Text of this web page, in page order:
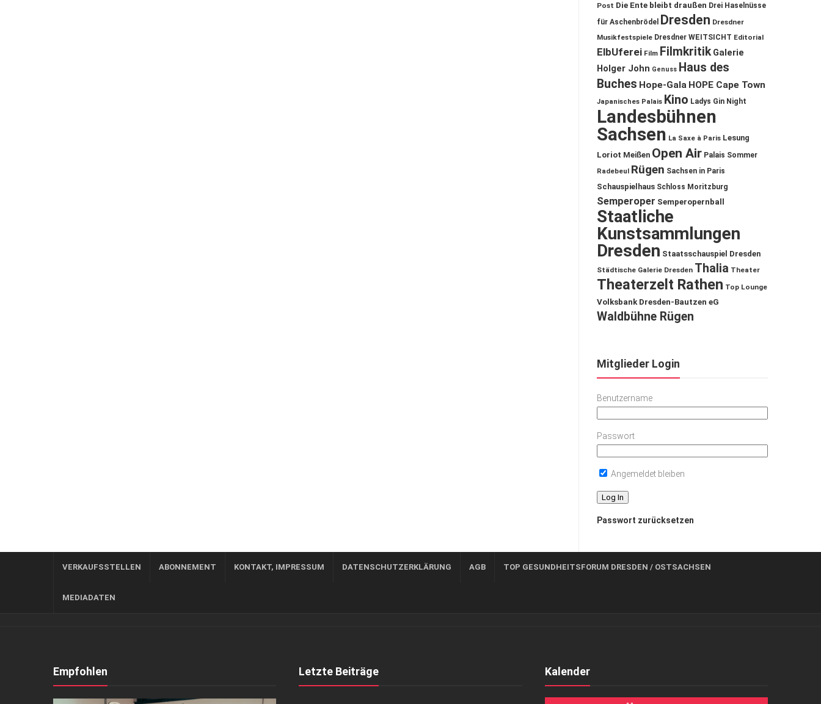
Post Die Ente bleibt draußen Drei Haselnüsse
für Aschenbrödel
Dresden Dresdner
Musikfestspiele Dresdner WEITSICHT Editorial
ElbUferei Film Filmkritik Galerie
Holger John Genuss Haus des
Buches Hope-Gala HOPE Cape Town
Japanisches Palais Kino Ladys Gin Night
Landesbühnen
Sachsen La Saxe à Paris Lesung
Loriot Meißen Open Air Palais Sommer
Radebeul Rügen Sachsen in Paris
Schauspielhaus Schloss Moritzburg
Semperoper Semperopernball
Staatliche
Kunstsammlungen
Dresden Staatsschauspiel Dresden
Städtische Galerie Dresden Thalia Theater
Theaterzelt Rathen Top Lounge
Volksbank Dresden-Bautzen eG
Waldbühne Rügen
Mitglieder Login
Benutzername
Passwort
Angemeldet bleiben
Passwort zurücksetzen
VERKAUFSSTELLEN ABONNEMENT KONTAKT, IMPRESSUM DATENSCHUTZERKLÄRUNG AGB TOP GESUNDHEITSFORUM DRESDEN / OSTSACHSEN
MEDIADATEN
Empfohlen Letzte Beiträge Kalender